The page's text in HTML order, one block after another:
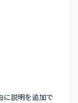
に説明を追加で